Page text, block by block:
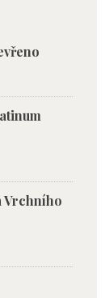
Vrchního